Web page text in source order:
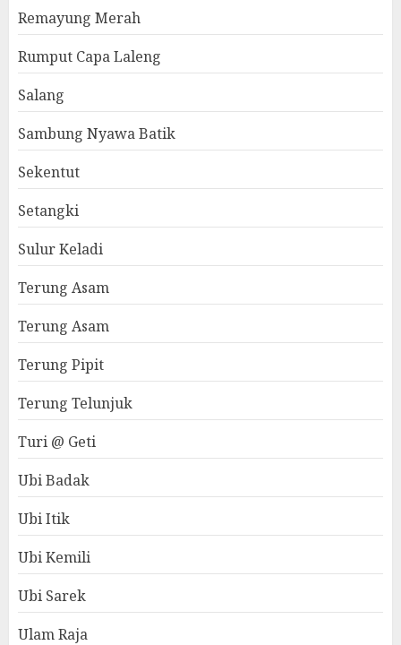
Remayung Merah
Rumput Capa Laleng
Salang
Sambung Nyawa Batik
Sekentut
Setangki
Sulur Keladi
Terung Asam
Terung Asam
Terung Pipit
Terung Telunjuk
Turi @ Geti
Ubi Badak
Ubi Itik
Ubi Kemili
Ubi Sarek
Ulam Raja